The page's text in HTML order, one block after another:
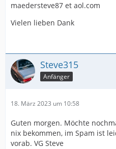
maedersteve87 et aol.com
Vielen lieben Dank
Steve315
Anfänger
18. März 2023 um 10:58
Guten morgen. Möchte
nix bekommen, im Spam ist
vorab. VG Steve